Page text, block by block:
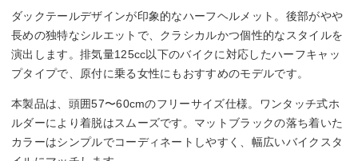
ダックテールデザインが印象的なハーフヘルメット。後部がやや
長めの独特なシルエットで、クラシカルかつ個性的なスタイルを
演出します。排気量125cc以下のバイクに対応したハーフキャッ
プタイプで、原付に乗る女性にもおすすめのモデルです。
本製品は、頭囲57〜60cmのフリーサイズ仕様。ワンタッチ式ホ
ルダーにより着脱はスムーズです。マットブラックの落ち着いた
カラーはシンプルでコーディネートしやすく、幅広いバイクスタ